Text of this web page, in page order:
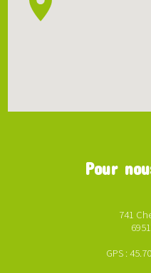
Pour
741
GPS :